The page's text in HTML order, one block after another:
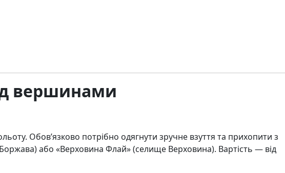
вершинами
Обов’язково потрібно одягнути зручне взуття та прихопити з
або «Верховина Флай» (селище Верховина). Вартість — від